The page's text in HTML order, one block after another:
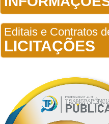
Editais e Contratos
LICITAÇÕES